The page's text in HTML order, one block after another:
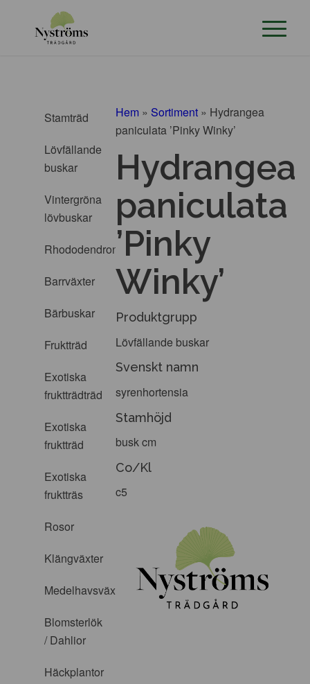
Stamträd
Lövfällande
buskar
Vintergröna
lövbuskar
Rhododendron
Barrväxter
Bärbuskar
Fruktträd
Exotiska
fruktträdträd
Exotiska
fruktträd
Exotiska
fruktträs
Rosor
Klängväxter
Medelhavsväxter
Blomsterlök
/ Dahlior
Häckplantor
Hem » Sortiment » Hydrangea
paniculata ’Pinky Winky’
Hydrangea
paniculata
’Pinky
Winky’
Produktgrupp
Lövfällande buskar
Svenskt namn
syrenhortensia
Stamhöjd
busk cm
Co/Kl
c5